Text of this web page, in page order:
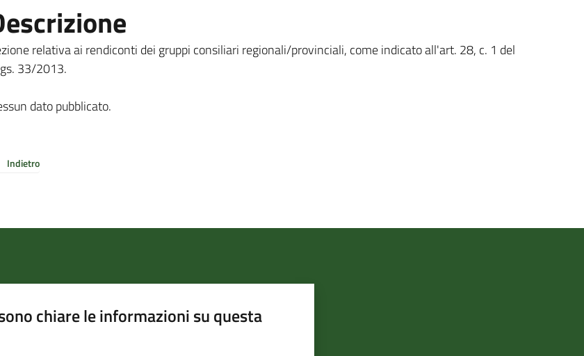
relativa ai rendiconti dei gruppi consiliari regionali/provinciali, come indicato all'art. 28, c. 1 del
33/2013.
dato pubblicato.
Indietro
chiare le informazioni su questa